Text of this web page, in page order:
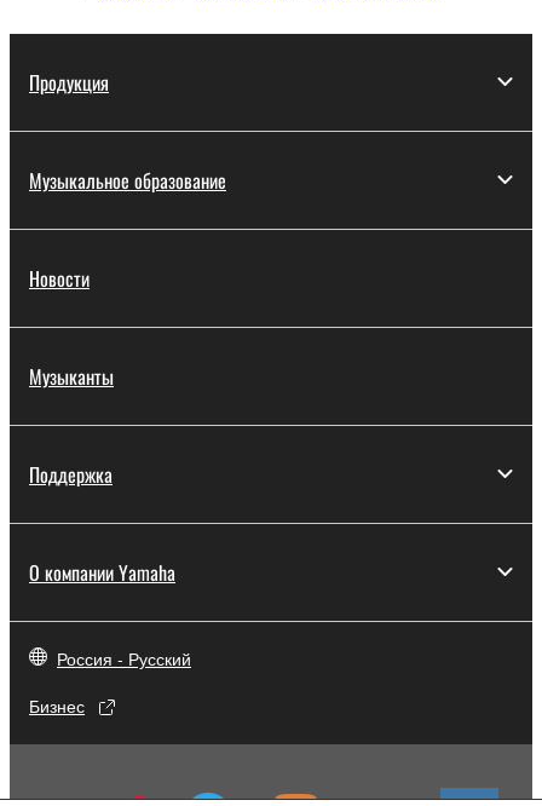
Продукция
Музыкальное образование
Новости
Музыканты
Поддержка
О компании Yamaha
Россия - Русский
Бизнес